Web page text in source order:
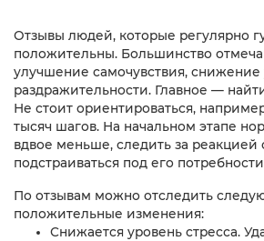
Отзывы людей, которые регулярно
положительны. Большинство
улучшение самочувствия, снижение
раздражительности. Главное —
Не стоит ориентироваться,
тысяч шагов. На начальном этапе
вдвое меньше, следить за реакцией
подстраиваться под его
По отзывам можно отследить
положительные изменения:
Снижается уровень стресса.